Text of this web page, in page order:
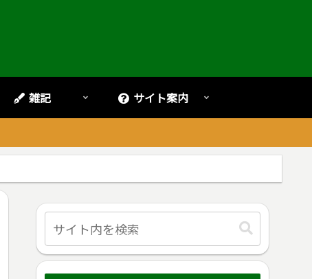
雑記 サイト案内